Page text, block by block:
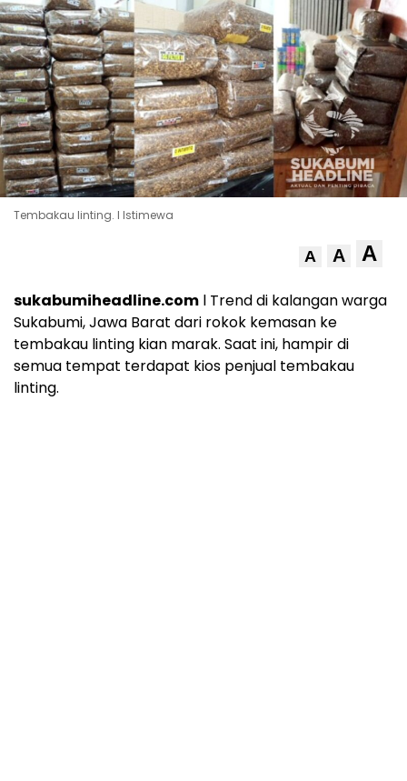
Tembakau linting. l Istimewa
A A A
sukabumiheadline.com l Trend di kalangan warga
Sukabumi, Jawa Barat dari rokok kemasan ke
tembakau linting kian marak. Saat ini, hampir di
semua tempat terdapat kios penjual tembakau
linting.